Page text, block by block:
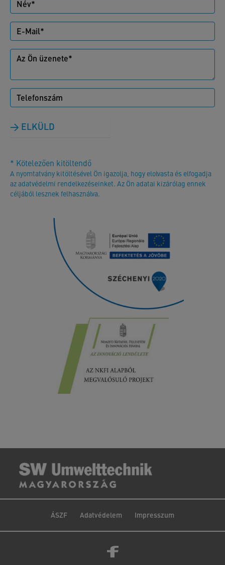
ELKÜLD
* Kötelezően kitöltendő
A nyomtatvány kitöltésével Ön igazolja, hogy elolvasta és elfogadja
az adatvédelmi rendelkezéseinket. Az Ön adatai kizárólag ennek
céljából lesznek felhasználva.
ÁSZF Adatvédelem Impresszum